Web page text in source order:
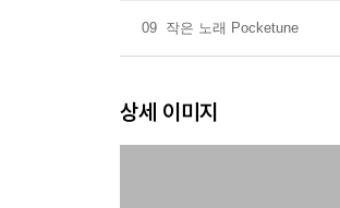
09 작은 노래 Pocketune
상세 이미지